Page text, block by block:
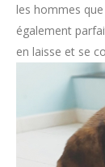
les hommes
également
en laisse et se